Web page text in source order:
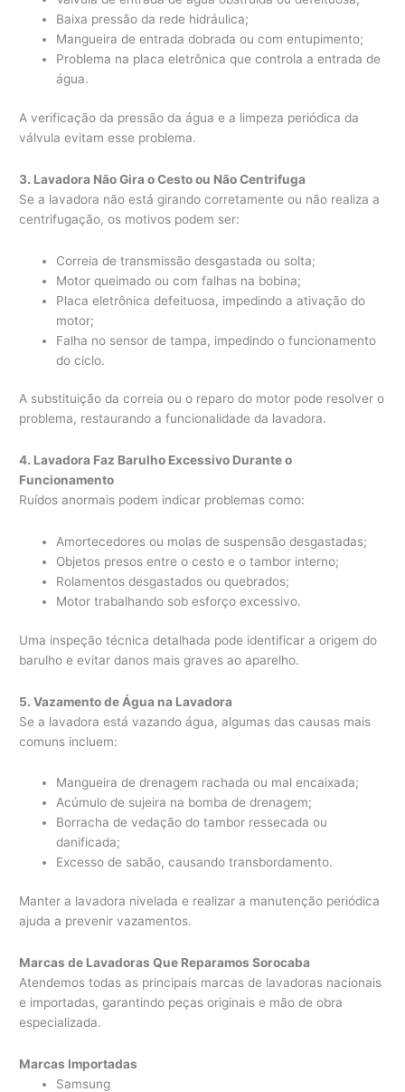
Baixa pressão da rede hidráulica;
Mangueira de entrada dobrada ou com entupimento;
Problema na placa eletrônica que controla a entrada de
água.
A verificação da pressão da água e a limpeza periódica da
válvula evitam esse problema.
3. Lavadora Não Gira o Cesto ou Não Centrifuga
Se a lavadora não está girando corretamente ou não realiza a
centrifugação, os motivos podem ser:
Correia de transmissão desgastada ou solta;
Motor queimado ou com falhas na bobina;
Placa eletrônica defeituosa, impedindo a ativação do
motor;
Falha no sensor de tampa, impedindo o funcionamento
do ciclo.
A substituição da correia ou o reparo do motor pode resolver o
problema, restaurando a funcionalidade da lavadora.
4. Lavadora Faz Barulho Excessivo Durante o
Funcionamento
Ruídos anormais podem indicar problemas como:
Amortecedores ou molas de suspensão desgastadas;
Objetos presos entre o cesto e o tambor interno;
Rolamentos desgastados ou quebrados;
Motor trabalhando sob esforço excessivo.
Uma inspeção técnica detalhada pode identificar a origem do
barulho e evitar danos mais graves ao aparelho.
5. Vazamento de Água na Lavadora
Se a lavadora está vazando água, algumas das causas mais
comuns incluem:
Mangueira de drenagem rachada ou mal encaixada;
Acúmulo de sujeira na bomba de drenagem;
Borracha de vedação do tambor ressecada ou
danificada;
Excesso de sabão, causando transbordamento.
Manter a lavadora nivelada e realizar a manutenção periódica
ajuda a prevenir vazamentos.
Marcas de Lavadoras Que Reparamos Sorocaba
Atendemos todas as principais marcas de lavadoras nacionais
e importadas, garantindo peças originais e mão de obra
especializada.
Marcas Importadas
Samsung